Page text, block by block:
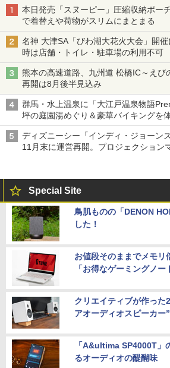
本日発売「スヌーピー」圧縮収納ポー
で着替えや荷物がスリムにまとまる
名神 大津SA「びわ湖大花火大会」開
時は店舗・トイレ・駐車場の利用不可
熊本の高速道路、九州道 松橋IC～えび
再開は8月後半見込み
群馬・水上温泉に「大江戸温泉物語
坪の庭園湯めぐり＆豪華バイキングを
ディズニーシー「インディ・ジョーン
11月末に運営再開。プロジェクション
Special Site
鳥肌ものの「DENON
した！
お値段そのままでメモリ
「お得なゲーミングノー
クリエイティブが作った
アオーディオスピーカー”
「A&ultima SP4000T」
るオーディオの醍醐味